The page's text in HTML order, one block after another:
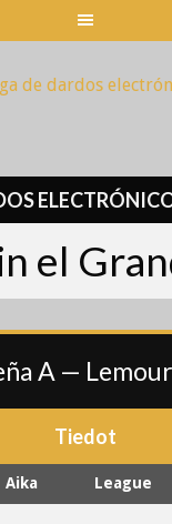
el
A —
Tiedot
Aika League